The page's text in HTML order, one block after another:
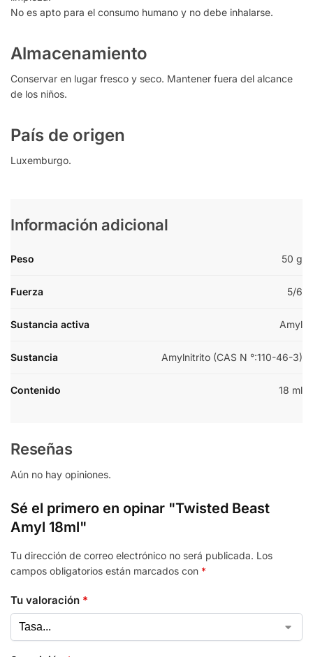
No es apto para el consumo humano y no debe inhalarse.
Almacenamiento
Conservar en lugar fresco y seco. Mantener fuera del alcance
de los niños.
País de origen
Luxemburgo.
Información adicional
Peso 50 g
Fuerza 5/6
Sustancia activa Amyl
Sustancia Amylnitrito (CAS N °:110-46-3)
Contenido 18 ml
Reseñas
Aún no hay opiniones.
Sé el primero en opinar "Twisted Beast
Amyl 18ml"
Tu dirección de correo electrónico no será publicada. Los
campos obligatorios están marcados con *
Tu valoración *